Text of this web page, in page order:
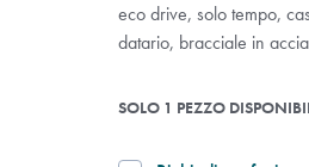
eco drive, solo tempo,
datario, bracciale in
SOLO 1 PEZZO